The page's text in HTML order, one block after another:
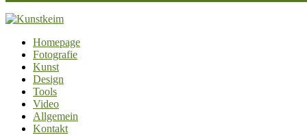
Kunstkeim
Fotografie, Design und Szene
Homepage
Fotografie
Kunst
Design
Tools
Video
Allgemein
Kontakt